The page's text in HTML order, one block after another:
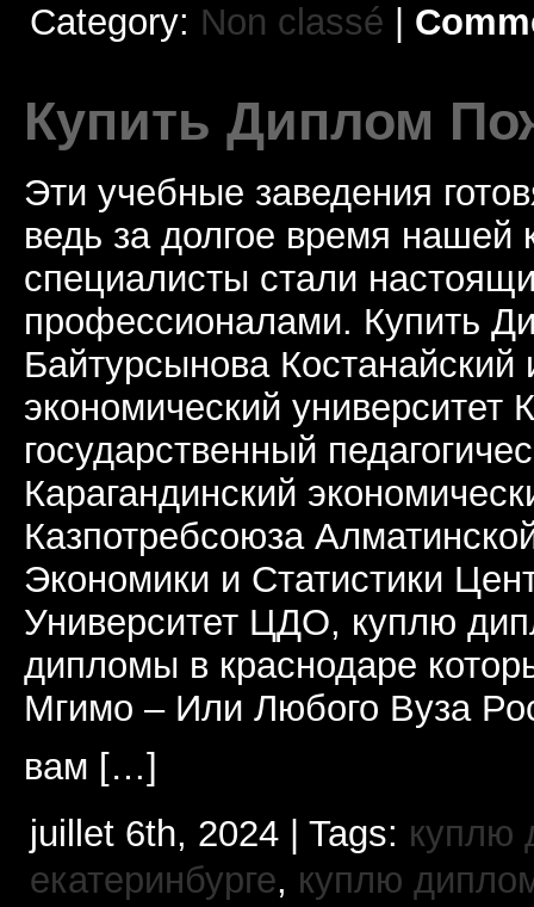
Category: Non classé
Купить Диплом
Эти учебные заведения
ведь за долгое время
специалисты стали
профессионалами. Купить
Байтурсынова Костанайский
экономический университет
государственный
Карагандинский
Казпотребсоюза
Экономики и Статистики
Университет ЦДО, куплю
дипломы в краснодаре
Мгимо – Или Любого Вуза
вам […]
juillet 6th, 2024 | Tags: куплю
екатеринбурге, куплю